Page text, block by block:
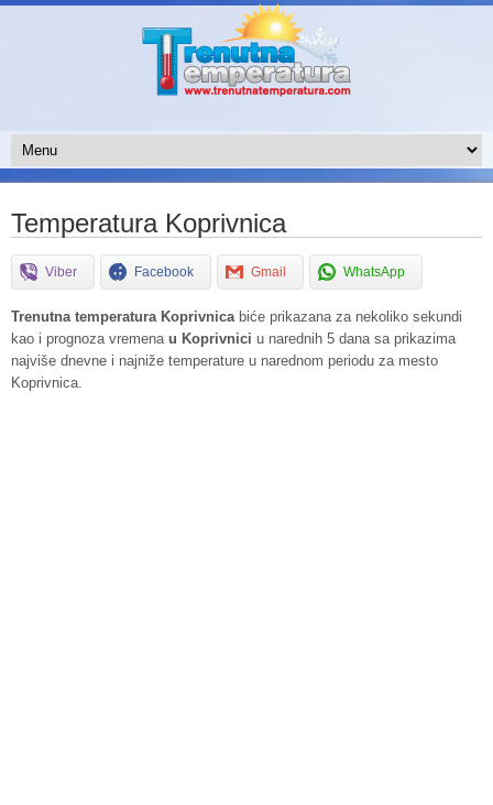
Temperatura Koprivnica
Viber Facebook Gmail WhatsApp
Trenutna temperatura Koprivnicabiće prikazana za nekoliko sekundi
kao i prognoza vremena u Koprivnici u narednih 5 dana sa prikazima
najviše dnevne i najniže temperature u narednom periodu za mesto
Koprivnica.